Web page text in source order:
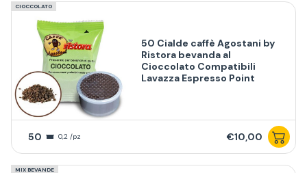
CIOCCOLATO
50 Cialde caffè Agostani by
Ristora bevanda al
Cioccolato Compatibili
Lavazza Espresso Point
50 0,2 /pz €10,00
MIX BEVANDE